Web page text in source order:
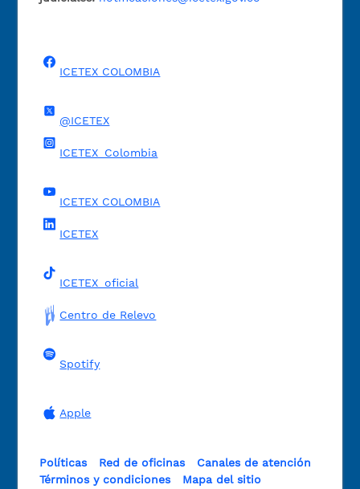
ICETEX COLOMBIA
@ICETEX
ICETEX_Colombia
ICETEX COLOMBIA
ICETEX
ICETEX_oficial
Centro de Relevo
Spotify
Apple
Políticas Red de oficinas
Canales de atención
Términos y condiciones
Mapa del sitio